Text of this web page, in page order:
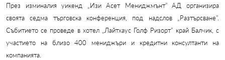
През изминалия уикенд „Изи Асет Мениджмънт” АД организира
своята седма търговска конференция, под надслов „Разтърсване”.
Събитието се проведе в хотел „Лайтхаус Голф Ризорт” край Балчик, с
участието на близо 400 мениджъри и кредитни консултанти на
компанията.